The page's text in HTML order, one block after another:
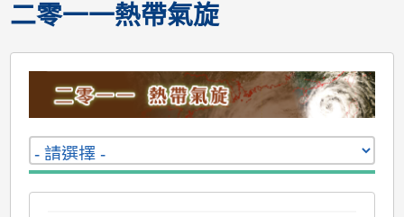
二零一一熱帶氣旋